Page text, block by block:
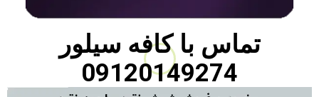
تماس باکافه سیلور
09120149274